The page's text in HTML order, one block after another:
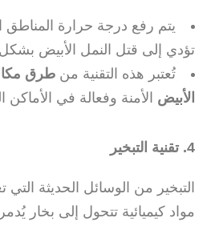
يتم رفع درجة حرارة المناطق
تؤدي إلى قتل النمل الأبيض
تُعتبر هذه التقنية من طرق
الأبيض الأمنة وفعالة في الأماكن
4. تقنية التبخير
التبخير من الوسائل الحديثة
مواد كيميائية تتحول إلى بخار